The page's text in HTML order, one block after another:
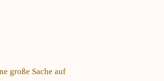
große Sache auf